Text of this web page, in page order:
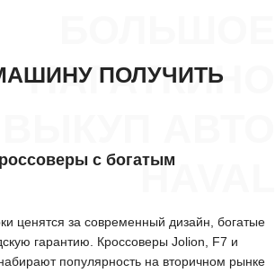
НАГАТКИНО
HAVAL
ПОЛУЧИТЬ
с богатым
ценятся за современный дизайн, богатые
гарантию. Кроссоверы Jolion, F7 и
популярность на вторичном рынке